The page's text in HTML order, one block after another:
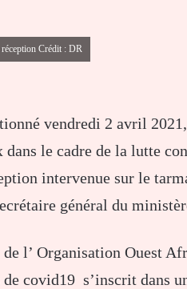
Crédit : DR
vendredi 2 avril
le cadre de la lutte
intervenue sur le
général du
l’ Organisation Ouest
de covid19 s’inscrit dans